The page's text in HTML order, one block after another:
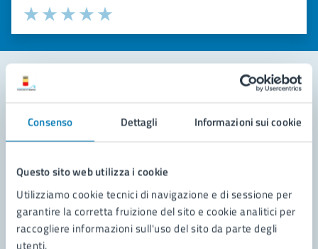
Consenso Dettagli Informazioni sui cookie
Questo sito web utilizza i cookie
Utilizziamo cookie tecnici di navigazione e di sessione per
garantire la corretta fruizione del sito e cookie analitici per
raccogliere informazioni sull'uso del sito da parte degli
utenti.
Valuta la chiarezza delle informazioni (da 1 a 5 stelle)
Seleziona il numero di stelle per valutare la chiarezza delle
Valuta 5 stelle su 5
Valuta 4 stelle su 5
Valuta 3 stelle su 5
Valuta 2 stelle su 5
Valuta 1 stelle su 5
Leggi le domande frequenti
Richiedi assistenza
Prenota appuntamento
Problemi in città